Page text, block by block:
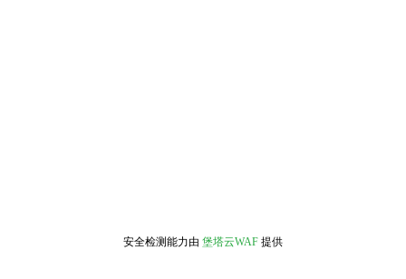
安全检测能力由 堡塔云WAF 提供